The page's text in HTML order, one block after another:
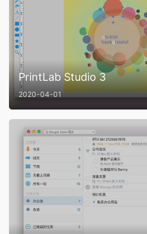
PrintLab Studio 3
2020-04-01